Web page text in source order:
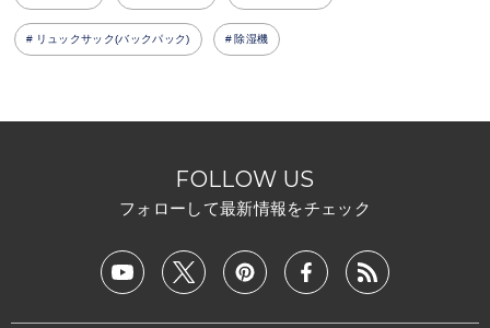
リュックサック(バックパック) 除湿機
FOLLOW US
フォローして最新情報をチェック